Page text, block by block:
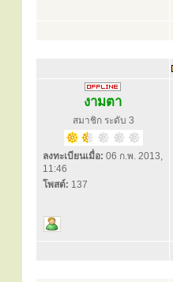
งามตา
สมาชิก ระดับ 3
ลงทะเบียนเมื่อ: 06 ก.พ. 2013,
11:46
โพสต์: 137